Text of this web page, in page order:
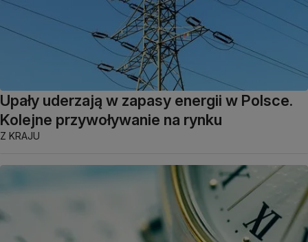
Upały uderzają w zapasy energii w Polsce.
Kolejne przywoływanie na rynku
Z KRAJU